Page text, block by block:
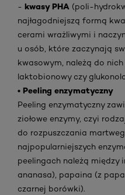
- kwasy PHA (poli-
najłagodniejszą formą
cerami wrażliwymi i
u osób, które zaczynają
kwasowym, należą do
laktobionowy czy
• Peeling enzymatyczny
Peeling enzymatyczny
ziołowe enzymy, czyi
do rozpuszczania
najpopularniejszych
peelingach należą między
ananasa), papaina (z
czarnej borówki).